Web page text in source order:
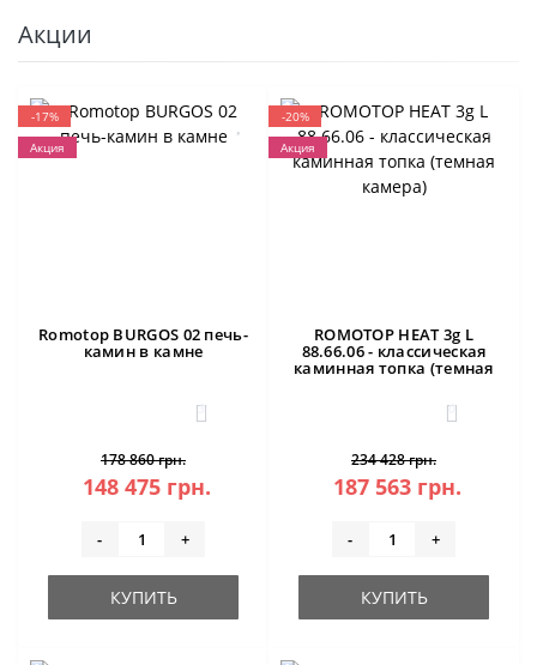
Акции
-17%
Акция
Romotop BURGOS 02 печь-
камин в камне
3
178 860 грн.
148 475 грн.
- +
КУПИТЬ
-20%
Акция
ROMOTOP HEAT 3g L
88.66.06 - классическая
каминная топка (темная
0
234 428 грн.
187 563 грн.
- +
КУПИТЬ